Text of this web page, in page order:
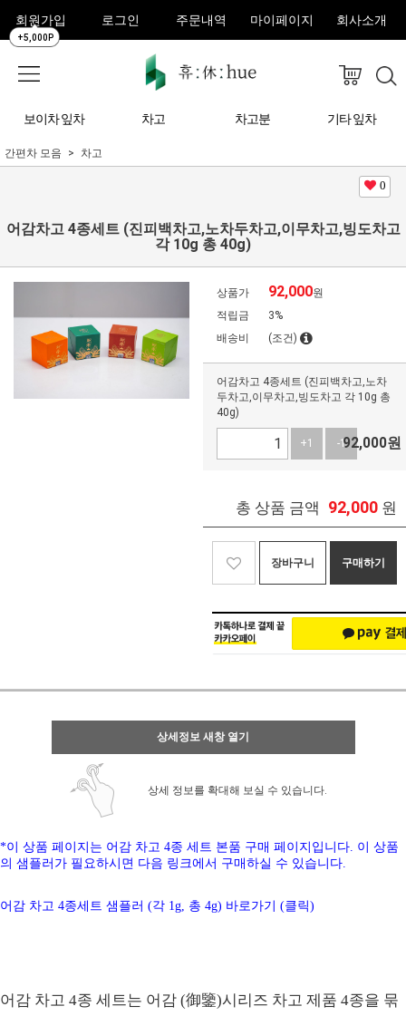
회원가입
+5,000P
로그인 주문내역 마이페이지 회사소개
보이차 잎차 차고 차고분 기타 잎차
간편차 모음 차고
0
어감차고 4종세트 (진피백차고,노차두차고,이무차고,빙도차고
각 10g 총 40g)
상품가 92,000원
적립금
3%
배송비
(조건)
어감차고 4종세트 (진피백차고,노차
두차고,이무차고,빙도차고 각 10g 총
40g)
+1 -192,000원
총 상품 금액 92,000 원
장바구니 구매하기
상세정보 새창 열기
상세 정보를 확대해 보실 수 있습니다.
*이 상품 페이지는 어감 차고 4종 세트 본품 구매 페이지입니다. 이 상품
의 샘플러가 필요하시면 다음 링크에서 구매하실 수 있습니다.
어감 차고 4종세트 샘플러 (각 1g, 총 4g) 바로가기 (클릭)
어감 차고 4종 세트는 어감 (御鑒)시리즈 차고 제품 4종을 묶